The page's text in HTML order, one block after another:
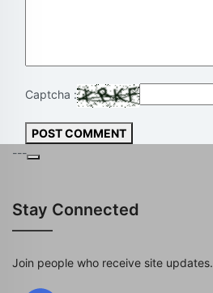
Captcha :
POST COMMENT
---
Stay Connected
Join people who receive site updates.